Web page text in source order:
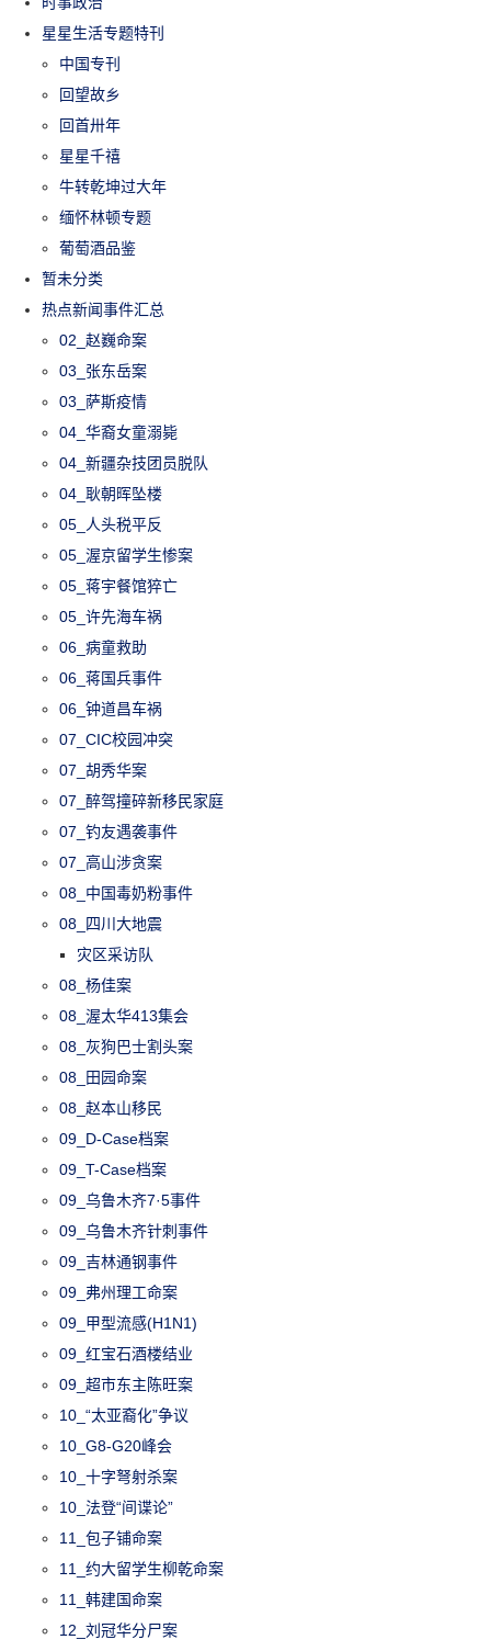
星星生活专题特刊
中国专刊
回望故乡
回首卅年
星星千禧
牛转乾坤过大年
缅怀林顿专题
葡萄酒品鉴
暂未分类
热点新闻事件汇总
02_赵巍命案
03_张东岳案
03_萨斯疫情
04_华裔女童溺毙
04_新疆杂技团员脱队
04_耿朝晖坠楼
05_人头税平反
05_渥京留学生惨案
05_蒋宇餐馆猝亡
05_许先海车祸
06_病童救助
06_蒋国兵事件
06_钟道昌车祸
07_CIC校园冲突
07_胡秀华案
07_醉驾撞碎新移民家庭
07_钓友遇袭事件
07_高山涉贪案
08_中国毒奶粉事件
08_四川大地震
灾区采访队
08_杨佳案
08_渥太华413集会
08_灰狗巴士割头案
08_田园命案
08_赵本山移民
09_D-Case档案
09_T-Case档案
09_乌鲁木齐7·5事件
09_乌鲁木齐针刺事件
09_吉林通钢事件
09_弗州理工命案
09_甲型流感(H1N1)
09_红宝石酒楼结业
09_超市东主陈旺案
10_“太亚裔化”争议
10_G8-G20峰会
10_十字弩射杀案
10_法登“间谍论”
11_包子铺命案
11_约大留学生柳乾命案
11_韩建国命案
12_刘冠华分尸案